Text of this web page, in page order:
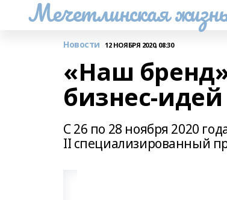
Мечетлинская
Новости 12 НОЯБРЯ 2020, 08:30
«Наш
бизнес-идей
С 26 по 28 ноября 2020
II специализированный